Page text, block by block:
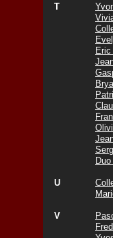
T
U
V